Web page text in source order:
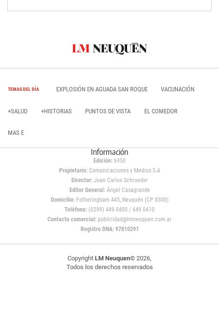
TEMAS DEL DÍA EXPLOSIÓN EN AGUADA SAN ROQUE VACUNACIÓN
+SALUD +HISTORIAS PUNTOS DE VISTA EL COMEDOR
MAS E
Información
Edición: 6950
Propietario:Comunicaciones y Medios S.A
Director: Juan Carlos Schroeder
Editor General:Ángel Casagrande
Domicilio:Fotheringham 445, Neuquén (CP 8300)
Teléfono: (0299) 449 0400 / 449 0410
Contacto comercial: publicidad@lmneuquen.com.ar
Registro DNA: 97810291
Copyright LM Neuquen© 2026,
Todos los derechos reservados